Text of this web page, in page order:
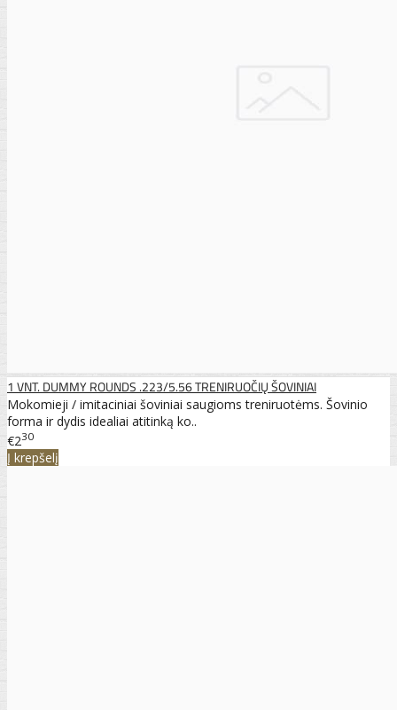
1 VNT. DUMMY ROUNDS .223/5.56 TRENIRUOČIŲ ŠOVINIAI
Mokomieji / imitaciniai šoviniai saugioms treniruotėms. Šovinio
forma ir dydis idealiai atitinką ko..
€230
Į krepšelį